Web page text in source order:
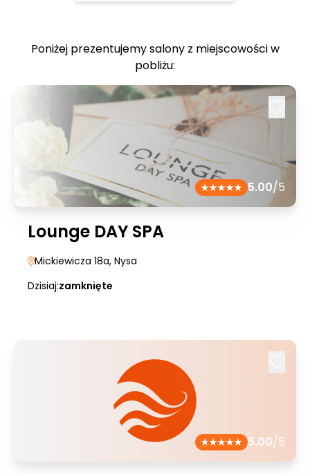
Poniżej prezentujemy salony z miejscowości w
pobliżu:
5.00/5
Lounge DAY SPA
Mickiewicza 18a, Nysa
Dzisiaj:zamknięte
5.00/5